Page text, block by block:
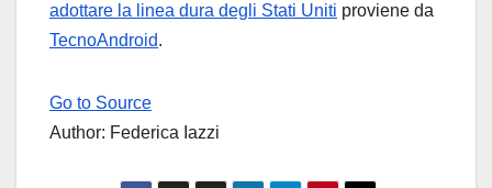
adottare la linea dura degli Stati Uniti proviene da
TecnoAndroid.
Go to Source
Author: Federica Iazzi